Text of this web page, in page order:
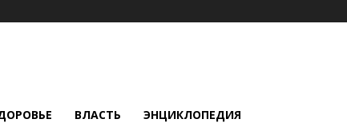
ВЛАСТЬ ЭНЦИКЛОПЕДИЯ